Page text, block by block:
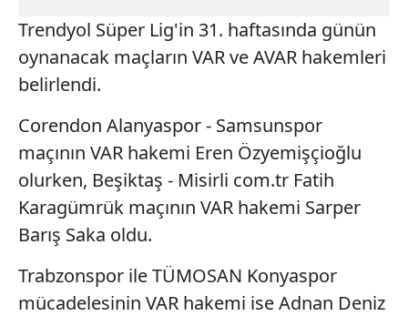
Trendyol Süper Lig'in 31. haftasında günün
oynanacak maçların VAR ve AVAR hakemleri
belirlendi.
Corendon Alanyaspor - Samsunspor
maçının VAR hakemi Eren Özyemişçioğlu
olurken, Beşiktaş - Misirli com.tr Fatih
Karagümrük maçının VAR hakemi Sarper
Barış Saka oldu.
Trabzonspor ile TÜMOSAN Konyaspor
mücadelesinin VAR hakemi ise Adnan Deniz